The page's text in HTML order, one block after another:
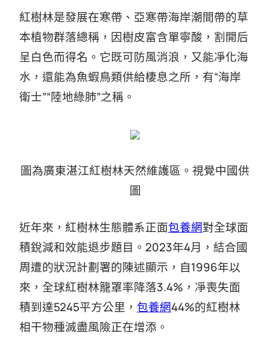
紅樹林是發展在寒帶、亞寒帶海岸潮間帶的草
本植物群落總稱，因樹皮富含單寧酸，割開后
呈白色而得名。它既可防風消浪，又能凈化海
水，還能為魚蝦鳥類供給棲息之所，有“海岸
衛士”“陸地綠肺”之稱。
圖為廣東湛江紅樹林天然維護區。視覺中國供
圖
近年來，紅樹林生態體系正面包養網對全球面
積銳減和效能退步題目。2023年4月，結合國
周遭的狀況計劃署的陳述顯示，自1996年以
來，全球紅樹林籠罩率降落3.4%，凈喪失面
積到達5245平方公里， 包養網44%的紅樹林
相干物種滅盡風險正在增添。